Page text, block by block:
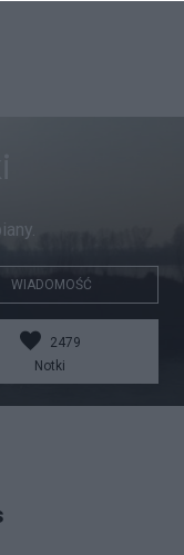
WIADOMOŚĆ
2479
Notki